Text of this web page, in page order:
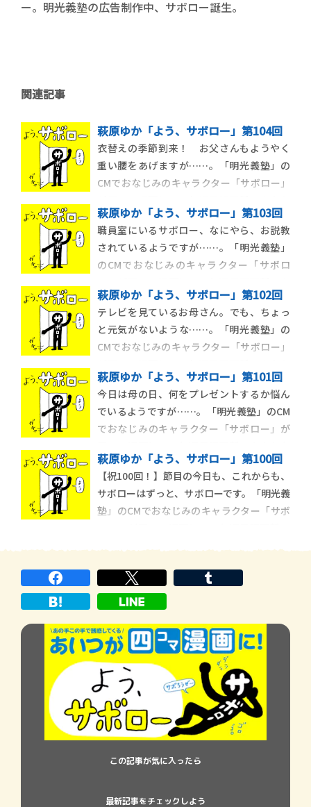
ー。明光義塾の広告制作中、サボロー誕生。
関連記事
萩原ゆか「よう、サボロー」第104回
衣替えの季節到来！ お父さんもようやく
重い腰をあげますが……。「明光義塾」の
CMでおなじみのキャラクター「サボロー」
を怠惰な世界に誘います。
萩原ゆか「よう、サボロー」第103回
職員室にいるサボロー、なにやら、お説教
されているようですが……。「明光義塾」
のCMでおなじみのキャラクター「サボロ
なたを怠惰な世界に誘います。
萩原ゆか「よう、サボロー」第102回
テレビを見ているお母さん。でも、ちょっ
と元気がないような……。「明光義塾」の
CMでおなじみのキャラクター「サボロー」
を怠惰な世界に誘います。
萩原ゆか「よう、サボロー」第101回
今日は母の日、何をプレゼントするか悩ん
でいるようですが……。「明光義塾」のCM
でおなじみのキャラクター「サボロー」が
怠惰な世界に誘います。
萩原ゆか「よう、サボロー」第100回
【祝100回！】節目の今日も、これからも、
サボローはずっと、サボローです。「明光義
塾」のCMでおなじみのキャラクター「サボ
この記事が気に入ったら
最新記事をチェックしよう